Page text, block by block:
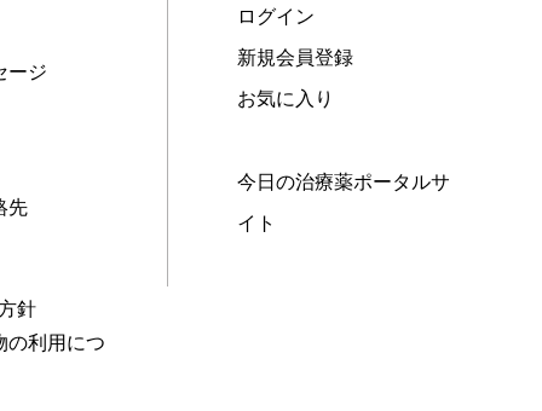
ージ
先
針
の利用につ
ログイン
新規会員登録
お気に入り
今日の治療薬ポータルサ
イト